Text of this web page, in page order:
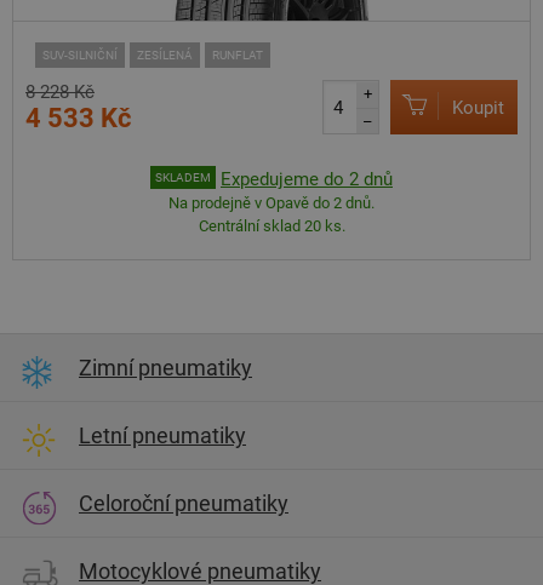
SUV-SILNIČNÍ ZESÍLENÁ RUNFLAT
8 228 Kč
4 533 Kč
+
–
Koupit
SKLADEM Expedujeme do 2 dnů
Na prodejně v Opavě do 2 dnů.
Centrální sklad 20 ks.
Zimní pneumatiky
Letní pneumatiky
Celoroční pneumatiky
Motocyklové pneumatiky